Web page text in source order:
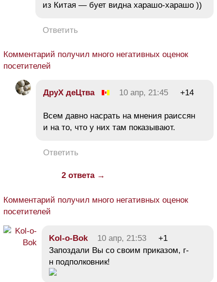
из Китая — бует видна харашо-харашо ))
Ответить
Комментарий получил много негативных оценок
посетителей
ДруХ деЦтва 10 апр, 21:45 +14
Всем давно насрать на мнения раиссян
и на то, что у них там показывают.
Ответить
2 ответа →
Комментарий получил много негативных оценок
посетителей
Kol-o-Bok 10 апр, 21:53
+1
Запоздали Вы со своим приказом, г-
н подполковник!